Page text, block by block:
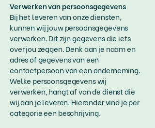
Verwerken van persoonsgegevens
Bij het leveren van onze diensten,
kunnen wij jouw persoonsgegevens
verwerken. Dit zijn gegevens die iets
over jou zeggen. Denk aan je naam en
adres of gegevens van een
contactpersoon van een onderneming.
Welke persoonsgegevens wij
verwerken, hangt af van de dienst die
wij aan je leveren. Hieronder vind je per
categorie een beschrijving.